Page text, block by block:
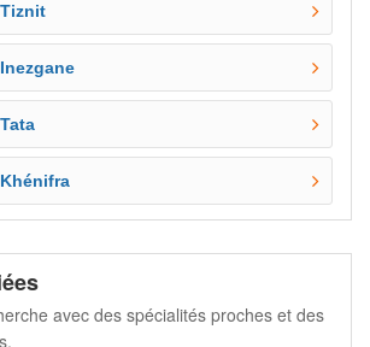
avec des spécialités proches et des